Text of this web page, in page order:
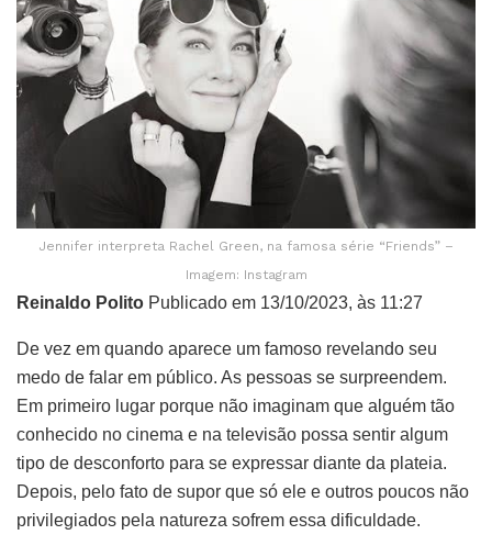
Jennifer interpreta Rachel Green, na famosa série “Friends” –
Imagem: Instagram
Reinaldo Polito Publicado em 13/10/2023, às 11:27
De vez em quando aparece um famoso revelando seu
medo de falar em público. As pessoas se surpreendem.
Em primeiro lugar porque não imaginam que alguém tão
conhecido no cinema e na televisão possa sentir algum
tipo de desconforto para se expressar diante da plateia.
Depois, pelo fato de supor que só ele e outros poucos não
privilegiados pela natureza sofrem essa dificuldade.